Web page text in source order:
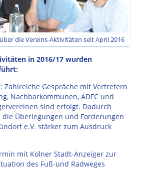
die Vereins-Aktivitäten seit April 2016
in 2016/17 wurden
Zahlreiche Gespräche mit Vertretern
Nachbarkommunen, ADFC und
sind erfolgt. Dadurch
Überlegungen und Forderungen
e.V. stärker zum Ausdruck
mit Kölner Stadt-Anzeiger zur
des Fuß-und Radweges